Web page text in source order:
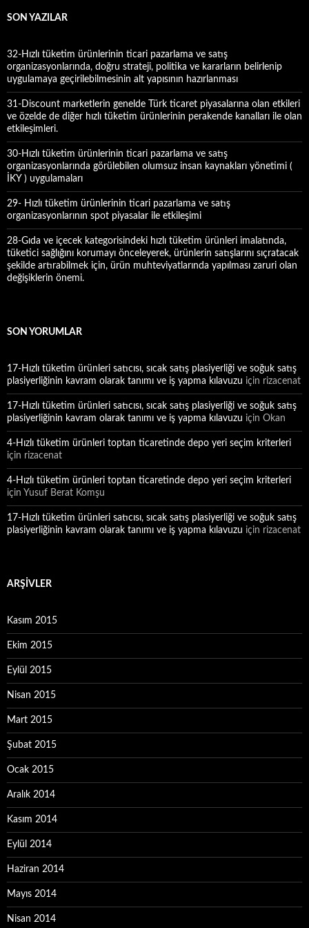
a
SON YAZILAR
32-Hızlı tüketim ürünlerinin ticari pazarlama ve satış
organizasyonlarında, doğru strateji, politika ve kararların belirlenip
uygulamaya geçirilebilmesinin alt yapısının hazırlanması
31-Discount marketlerin genelde Türk ticaret piyasalarına olan etkileri
ve özelde de diğer hızlı tüketim ürünlerinin perakende kanalları ile olan
etkileşimleri.
30-Hızlı tüketim ürünlerinin ticari pazarlama ve satış
organizasyonlarında görülebilen olumsuz insan kaynakları yönetimi (
İKY ) uygulamaları
29- Hızlı tüketim ürünlerinin ticari pazarlama ve satış
organizasyonlarının spot piyasalar ile etkileşimi
28-Gıda ve içecek kategorisindeki hızlı tüketim ürünleri imalatında,
tüketici sağlığını korumayı önceleyerek, ürünlerin satışlarını sıçratacak
şekilde artırabilmek için, ürün muhteviyatlarında yapılması zaruri olan
değişiklerin önemi.
SON YORUMLAR
17-Hızlı tüketim ürünleri satıcısı, sıcak satış plasiyerliği ve soğuk satış
plasiyerliğinin kavram olarak tanımı ve iş yapma kılavuzu için rizacenat
17-Hızlı tüketim ürünleri satıcısı, sıcak satış plasiyerliği ve soğuk satış
plasiyerliğinin kavram olarak tanımı ve iş yapma kılavuzu için Okan
4-Hızlı tüketim ürünleri toptan ticaretinde depo yeri seçim kriterleri
için rizacenat
4-Hızlı tüketim ürünleri toptan ticaretinde depo yeri seçim kriterleri
için Yusuf Berat Komşu
17-Hızlı tüketim ürünleri satıcısı, sıcak satış plasiyerliği ve soğuk satış
plasiyerliğinin kavram olarak tanımı ve iş yapma kılavuzu için rizacenat
ARŞIVLER
Kasım 2015
Ekim 2015
Eylül 2015
Nisan 2015
Mart 2015
Şubat 2015
Ocak 2015
Aralık 2014
Kasım 2014
Eylül 2014
Haziran 2014
Mayıs 2014
Nisan 2014